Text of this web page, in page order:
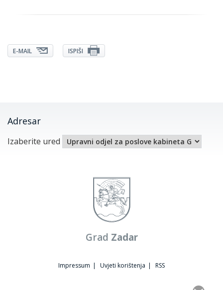
E-MAIL ISPIŠI
Adresar
Izaberite ured
Grad Zadar
Impressum | Uvjeti korištenja | RSS